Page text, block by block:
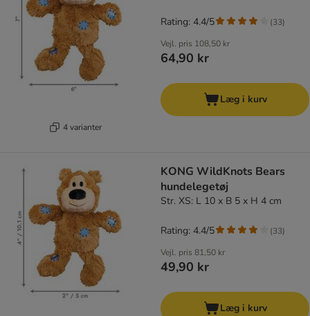
4 varianter
Vejl. pris 108,50 kr
64,90 kr
Rating: 4.4/5 (33)
Læg i kurv
KONG WildKnots Bears
hundelegetøj
Str. XS: L 10 x B 5 x H 4 cm
Vejl. pris 81,50 kr
49,90 kr
Rating: 4.4/5 (33)
Læg i kurv